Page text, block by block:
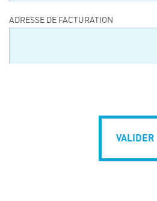
ADRESSE DE FACTURATION
VALIDER